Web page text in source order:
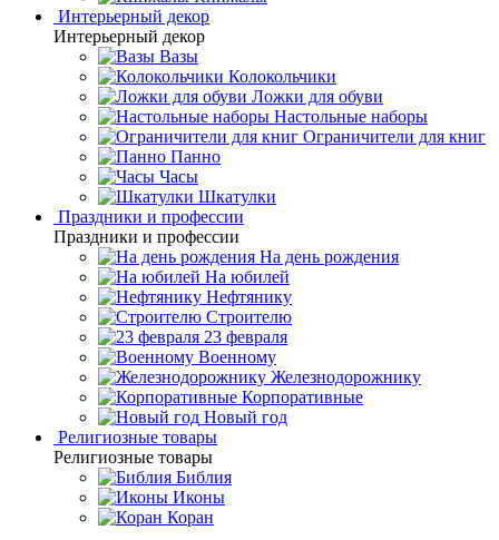
Интерьерный декор
Интерьерный декор
Вазы
Колокольчики
Ложки для обуви
Настольные наборы
Ограничители для книг
Панно
Часы
Шкатулки
Праздники и профессии
Праздники и профессии
На день рождения
На юбилей
Нефтянику
Строителю
23 февраля
Военному
Железнодорожнику
Корпоративные
Новый год
Религиозные товары
Религиозные товары
Библия
Иконы
Коран